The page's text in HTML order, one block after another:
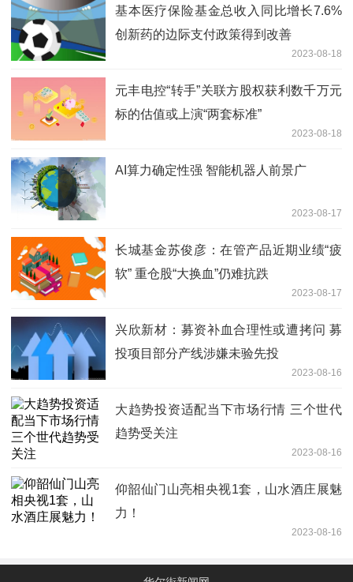
基本医疗保险基金总收入同比增长7.6%
创新药的边际支付政策得到改善
2023-08-18
元丰电控“转手”关联方股权获利数千万元
标的估值或上演“两套标准”
2023-08-18
AI算力确定性强 智能机器人前景广
2023-08-17
长城基金苏俊彦：在管产品近期业绩“疲
软” 重仓股“大换血”仍难抗跌
2023-08-17
兴欣新材：募资补血合理性或遭拷问 募
投项目部分产线涉嫌未验先投
2023-08-16
大趋势投资适配当下市场行情 三个世代
趋势受关注
2023-08-16
仰韶仙门山亮相央视1套，山水酒庄展魅
力！
2023-08-16